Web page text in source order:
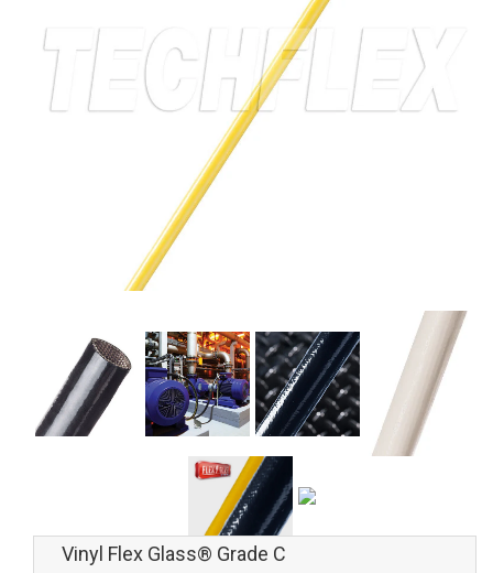
Vinyl Flex Glass® Grade C